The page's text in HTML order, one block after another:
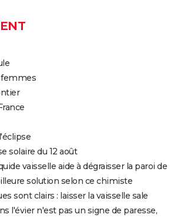
femmes
solaire du 12 août
vaisselle aide à dégraisser la paroi de
solution selon ce chimiste
sont clairs : laisser la vaisselle sale
l'évier n'est pas un signe de paresse,